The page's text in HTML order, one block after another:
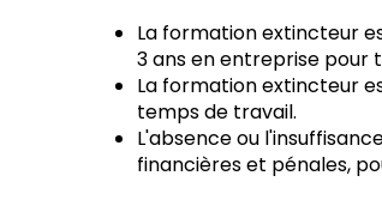
La formation extincteur
3 ans en entreprise pour
La formation extincteur
temps de travail.
L'absence ou
financières et pénales,